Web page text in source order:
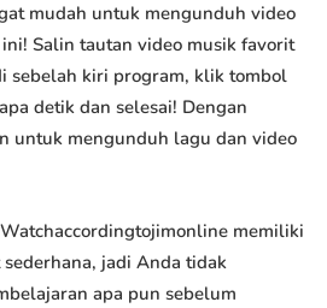
mudah untuk mengunduh video
Salin tautan video musik favorit
sebelah kiri program, klik tombol
detik dan selesai! Dengan
untuk mengunduh lagu dan video
memiliki
jadi Anda tidak
apa pun sebelum